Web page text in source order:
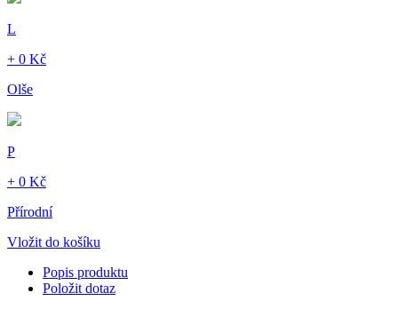
L
+ 0 Kč
Olše
P
+ 0 Kč
Přírodní
Vložit do košíku
Popis produktu
Položit dotaz